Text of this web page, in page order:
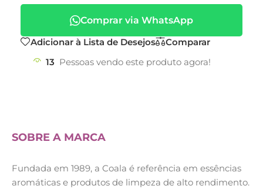
Comprar via WhatsApp
Adicionar à Lista de Desejos
Comparar
13 Pessoas vendo este produto agora!
SOBRE A MARCA
Fundada em 1989, a Coala é referência em essências
aromáticas e produtos de limpeza de alto rendimento.